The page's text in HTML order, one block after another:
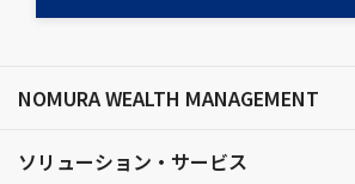
NOMURA WEALTH MANAGEMENT
ソリューション・サービス